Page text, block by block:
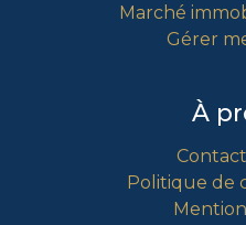
Marché
Gérer
À
Politique de